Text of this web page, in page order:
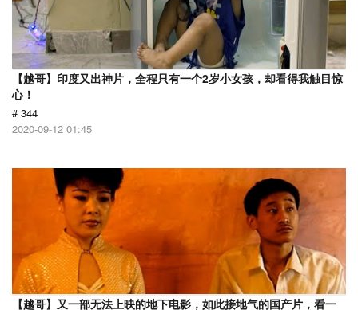
【越哥】印度又出神片，全程只有一个2岁小女孩，却看得我触目惊
心！
# 344
2020-09-12 01:45
【越哥】又一部无法上映的地下电影，如此接地气的国产片，看一